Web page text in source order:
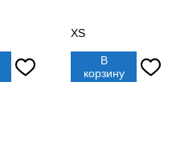
XS
В
корзину